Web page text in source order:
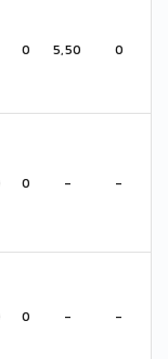
0 5,50 0
0 - -
0 - -